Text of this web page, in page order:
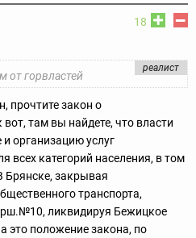
18
реалист
от горвластей
прочтите закон о
вот, там вы найдете, что власти
организацию услуг
всех категорий населения, в том
Брянске, закрывая
транспорта,
ликвидируя Бежицкое
это положение закона, по